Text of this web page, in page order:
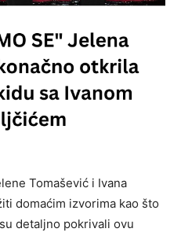
Tomašević i Ivana
domaćim izvorima kao što
detaljno pokrivali ovu